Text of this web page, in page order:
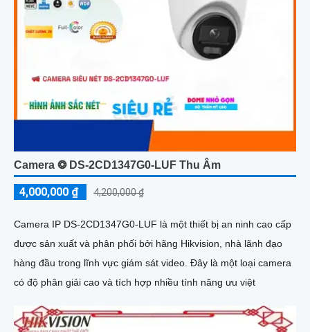
Camera ❂ DS-2CD1347G0-LUF Thu Âm
4,000,000 ₫ 4,200,000 ₫
Camera IP DS-2CD1347G0-LUF là một thiết bị an ninh cao cấp
được sản xuất và phân phối bởi hãng Hikvision, nhà lãnh đạo
hàng đầu trong lĩnh vực giám sát video. Đây là một loại camera
có độ phân giải cao và tích hợp nhiều tính năng ưu việt